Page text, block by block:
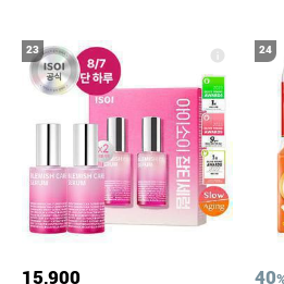
23
15,900
24
40